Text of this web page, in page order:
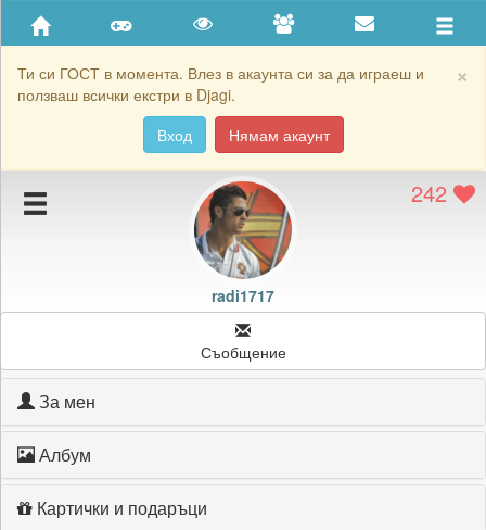
×
Ти си ГОСТ в момента. Влез в акаунта си за да играеш и
ползваш всички екстри в Djagi.
Вход
Нямам акаунт
Приятели
Хронология на игри
Подаръците на radi1717
Картичките на radi1717
242
radi1717
Съобщение
За мен
Албум
Картички и подаръци